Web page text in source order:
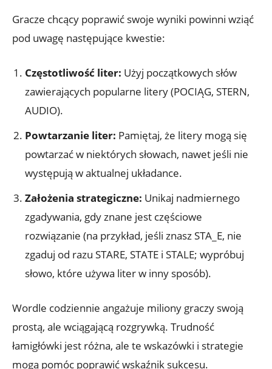
Gracze chcący poprawić swoje wyniki powinni wziąć
pod uwagę następujące kwestie:
Częstotliwość liter: Użyj początkowych słów
zawierających popularne litery (POCIĄG, STERN,
AUDIO).
Powtarzanie liter: Pamiętaj, że litery mogą się
powtarzać w niektórych słowach, nawet jeśli nie
występują w aktualnej układance.
Założenia strategiczne: Unikaj nadmiernego
zgadywania, gdy znane jest częściowe
rozwiązanie (na przykład, jeśli znasz STA_E, nie
zgaduj od razu STARE, STATE i STALE; wypróbuj
słowo, które używa liter w inny sposób).
Wordle codziennie angażuje miliony graczy swoją
prostą, ale wciągającą rozgrywką. Trudność
łamigłówki jest różna, ale te wskazówki i strategie
mogą pomóc poprawić wskaźnik sukcesu.